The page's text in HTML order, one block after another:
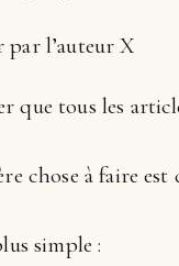
l’auteur X
que tous les
chose à faire
simple :